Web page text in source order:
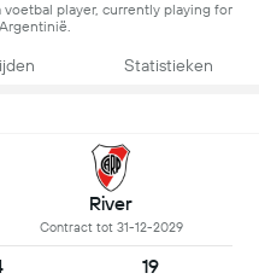
player, currently playing for
Statistieken
River
Contract tot 31-12-2029
19